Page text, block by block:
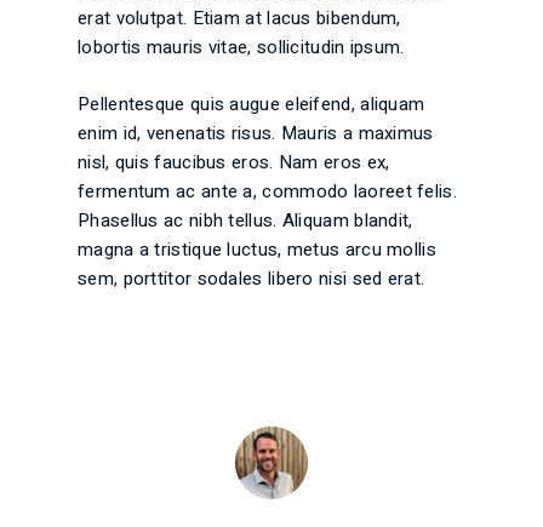
erat volutpat. Etiam at lacus bibendum,
lobortis mauris vitae, sollicitudin ipsum.
Pellentesque quis augue eleifend, aliquam
enim id, venenatis risus. Mauris a maximus
nisl, quis faucibus eros. Nam eros ex,
fermentum ac ante a, commodo laoreet felis.
Phasellus ac nibh tellus. Aliquam blandit,
magna a tristique luctus, metus arcu mollis
sem, porttitor sodales libero nisi sed erat.